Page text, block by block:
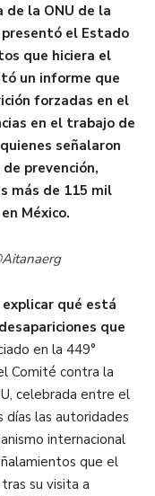
de la ONU de la
el Estado
que hiciera el
un informe que
forzadas en el
en el trabajo de
señalaron
prevención,
más de 115 mil
México.
qué está
que
en la 449°
Comité contra la
celebrada entre el
las autoridades
internacional
que el
su visita a